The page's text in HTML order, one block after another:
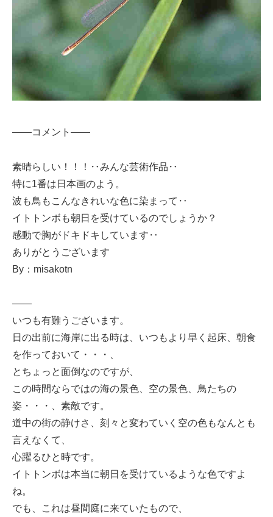
——コメント——
素晴らしい！！！‥みんな芸術作品‥
特に1番は日本画のよう。
波も鳥もこんなきれいな色に染まって‥
イトトンボも朝日を受けているのでしょうか？
感動で胸がドキドキしています‥
ありがとうございます
By：misakotn
——
いつも有難うございます。
日の出前に海岸に出る時は、いつもより早く起床、朝食
を作っておいて・・・、
とちょっと面倒なのですが、
この時間ならではの海の景色、空の景色、鳥たちの
姿・・・、素敵です。
道中の街の静けさ、刻々と変わていく空の色もなんとも
言えなくて、
心躍るひと時です。
イトトンボは本当に朝日を受けているような色ですよ
ね。
でも、これは昼間庭に来ていたもので、